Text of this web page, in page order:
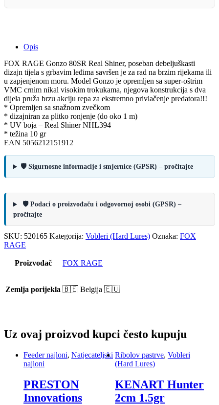
Opis
FOX RAGE Gonzo 80SR Real Shiner, poseban debeljuškasti
dizajn tijela s grbavim leđima savršen je za rad na brzim rijekama ili
u zapjenjenom moru. Model Gonzo je opremljen sa super-oštrim
VMC crnim nikal visokim trokukama, njegova konstrukcija s dva
dijela pruža brzu akciju repa za ekstremno privlačenje predatora!!!
* Opremljen sa snažnom zvečkom
* dizajniran za plitko ronjenje (do oko 1 m)
* UV boja – Real Shiner NHL394
* težina 10 gr
EAN 5056212151912
🛡️ Sigurnosne informacije i smjernice (GPSR) – pročitajte
🛡️ Podaci o proizvođaču i odgovornoj osobi (GPSR) –
pročitajte
SKU: 520165 Kategorija: Vobleri (Hard Lures) Oznaka: FOX
RAGE
Proizvođač FOX RAGE
Zemlja porijekla 🇧🇪 Belgija 🇪🇺
Uz ovaj proizvod kupci često kupuju
Feeder najloni, Natjecateljski
najloni
PRESTON
Innovations
Ribolov pastrve, Vobleri
(Hard Lures)
KENART Hunter
2cm 1.5gr